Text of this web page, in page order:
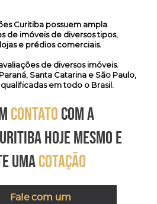
Curitiba possuem ampla
de imóveis de diversos tipos,
e prédios comerciais.
de diversos imóveis.
Santa Catarina e São Paulo,
em todo o Brasil.
CONTATO COM A
HOJE MESMO E
UMACOTAÇÃO
Fale com um